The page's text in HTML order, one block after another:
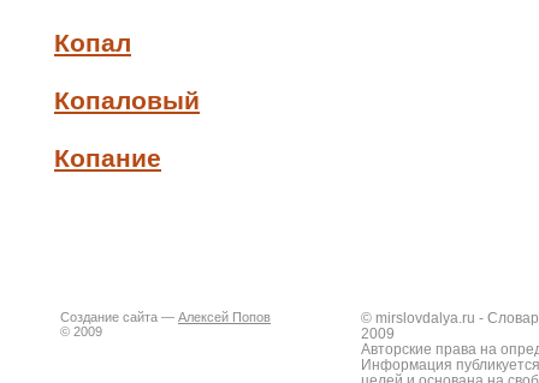
Копал
Копаловый
Копание
Создание сайта — Алексей Попов
© 2009
© mirslovdalya.ru -
2009
Авторские права на
Информация